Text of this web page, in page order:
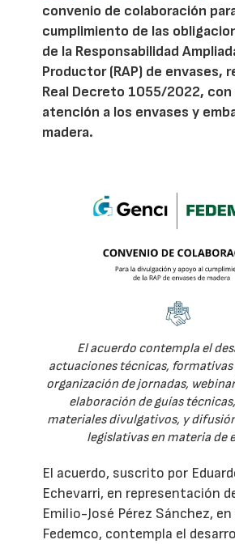
convenio de colaboración
cumplimiento de las
de la Responsabilidad
Productor (RAP) de envases,
Real Decreto 1055/2022,
atención a los envases y
madera.
El acuerdo contempla el
actuaciones técnicas,
organización de jornadas,
elaboración de guías
materiales divulgativos, y
legislativas en materia de
El acuerdo, suscrito por
Echevarri, en representación
Emilio-José Pérez Sánchez,
Fedemco, contempla el